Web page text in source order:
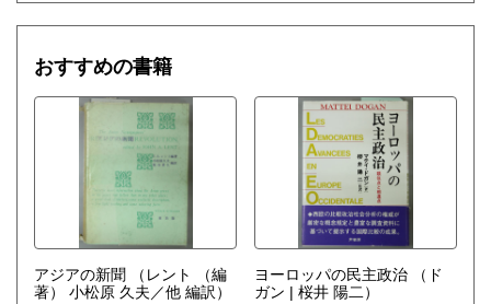
○出張買取の目安はお近くであれば古書の内容にもよります
が、300冊(ダンボール6箱)ぐらいから承ります。
○宅配買取はお電話・メール・FAXで本のジャンル・分量・状
態を事前にご連絡ください。
○店頭買取は、こちらは事務所のため直接お持ち込みをご希望
の方は事前にご連絡ください。尚、店頭買取は平日営業時間
内の対応とさせていただいております。
※買取対象
○バーコードISBNの有無に関わらず、専門書・叢書・全集・
雑誌の古書古本
おすすめの書籍
アジアの新聞
（レント （編
著） 小松原 久夫／他 編訳）
ヨーロッパの民主政治
（ド
ガン | 桜井 陽二）